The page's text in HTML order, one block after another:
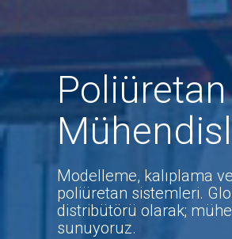
Modelleme, kalıplama
poliüretan sistemleri.
distribütörü olarak;
sunuyoruz.